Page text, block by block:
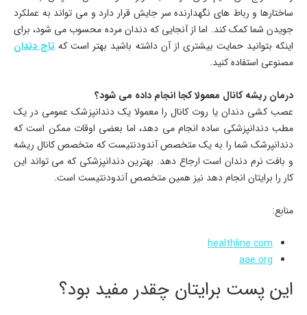
ساختارها و رباط های نگهدارنده سر جایش قرار دارد و می تواند به عملکرد
جویدن شما کمک کند. اما از آنجایی که دندان مرده محسوب می شود، برای
اینکه بتوانید حمایت بیشتری از آن داشته باشید بهتر است که تاج دندان
مصنوعی استفاده کنید.
درمان ریشه کانال معمولا کجا انجام داده می شود؟
عصب کشی دندان یا روت کانال را معمولا یک دندانپزشک عمومی در یک
مطب دندانپزشکی ساده انجام می دهد، اما بعضی اوقات ممکن است که
دندانپرشک شما را به یک متخصص آندودنتیست که متخصص کانال ریشه
و بافت نرم دندان است ارجاع دهد. بهترین دندانپزشکی که می تواند این
کار را برایتان انجام دهد نیز همین متخصص آندودنتیست است.
منابع:
healthline.com
aae.org
این پست برایتان چقدر مفید بود؟